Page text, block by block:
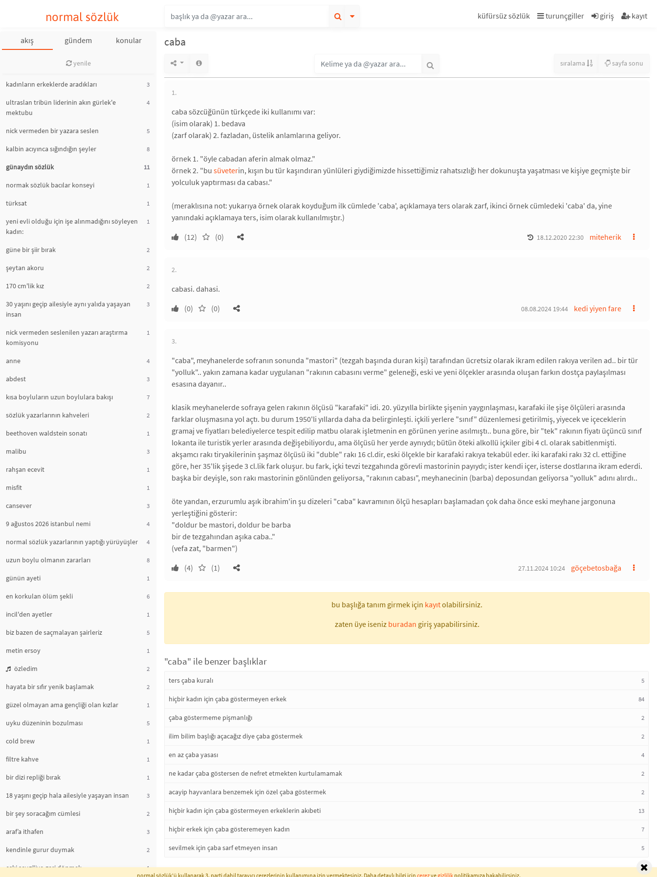
normal sözlük küfürsüz sözlük turunçgiller giriş kayıt
akış gündem konular
yenile
kadınların erkeklerde aradıkları 3
ultraslan tribün liderinin akın gürlek'e
mektubu
4
nick vermeden bir yazara seslen 5
kalbin acıyınca sığındığın şeyler 8
günaydın sözlük 11
normak sözlük bacılar konseyi 1
türksat 1
yeni evli olduğu için işe alınmadığını söyleyen
kadın:
1
güne bir şiir bırak 2
şeytan akoru 2
170 cm'lik kız 2
30 yaşını geçip ailesiyle aynı yalıda yaşayan
insan
3
nick vermeden seslenilen yazarı araştırma
komisyonu
1
anne 4
abdest 3
kısa boyluların uzun boylulara bakışı 7
sözlük yazarlarının kahveleri 2
beethoven waldstein sonatı 1
malibu 3
rahşan ecevit 1
misfit 1
cansever 3
9 ağustos 2026 istanbul nemi 4
normal sözlük yazarlarının yaptığı yürüyüşler 4
uzun boylu olmanın zararları 8
günün ayeti 1
en korkulan ölüm şekli 6
incil'den ayetler 1
biz bazen de saçmalayan şairleriz 5
metin ersoy 1
özledim 2
hayata bir sıfır yenik başlamak 2
güzel olmayan ama gençliği olan kızlar 1
uyku düzeninin bozulması 5
cold brew 1
filtre kahve 1
bir dizi repliği bırak 1
18 yaşını geçip hala ailesiyle yaşayan insan 3
bir şey soracağım cümlesi 2
araf’a ithafen 3
kendinle gurur duymak 2
eski sevgiliye geri dönmek 1
caba
sıralama sayfa sonu
1.
caba sözcüğünün türkçede iki kullanımı var:
(isim olarak) 1. bedava
(zarf olarak) 2. fazladan, üstelik anlamlarına geliyor.
örnek 1. "öyle cabadan aferin almak olmaz."
örnek 2. "bu süveterin, kışın bu tür kaşındıran yünlüleri giydiğimizde hissettiğimiz rahatsızlığı her dokunuşta yaşatması ve kişiye geçmişte bir
yolculuk yaptırması da cabası."
(meraklısına not: yukarıya örnek olarak koyduğum ilk cümlede 'caba', açıklamaya ters olarak zarf, ikinci örnek cümledeki 'caba' da, yine
yanındaki açıklamaya ters, isim olarak kullanılmıştır.)
(12)
(0) miteherik
18.12.2020 22:30
2.
cabasi. dahasi.
(0)
(0) kedi yiyen fare
08.08.2024 19:44
3.
"caba", meyhanelerde sofranın sonunda "mastori" (tezgah başında duran kişi) tarafından ücretsiz olarak ikram edilen rakıya verilen ad.. bir tür
"yolluk".. yakın zamana kadar uygulanan "rakının cabasını verme" geleneği, eski ve yeni ölçekler arasında oluşan farkın dostça paylaşılması
esasına dayanır..
klasik meyhanelerde sofraya gelen rakının ölçüsü "karafaki" idi. 20. yüzyılla birlikte şişenin yaygınlaşması, karafaki ile şişe ölçüleri arasında
farklar oluşmasına yol açtı. bu durum 1950'li yıllarda daha da belirginleşti. içkili yerlere "sınıf" düzenlemesi getirilmiş, yiyecek ve içeceklerin
gramaj ve fiyatları belediyelerce tespit edilip matbu olarak işletmenin en görünen yerine asılmıştı.. buna göre, bir "tek" rakının fiyatı üçüncü sınıf
lokanta ile turistik yerler arasında değişebiliyordu, ama ölçüsü her yerde aynıydı; bütün öteki alkollü içkiler gibi 4 cl. olarak sabitlenmişti.
akşamcı rakı tiryakilerinin şaşmaz ölçüsü iki "duble" rakı 16 cl.dir, eski ölçekle bir karafaki rakıya tekabül eder. iki karafaki rakı 32 cl. ettiğine
göre, her 35'lik şişede 3 cl.lik fark oluşur. bu fark, içki tevzi tezgahında görevli mastorinin payıydı; ister kendi içer, isterse dostlarına ikram ederdi.
başka bir deyişle, son rakı mastorinin gönlünden geliyorsa, "rakının cabası", meyhanecinin (barba) deposundan geliyorsa "yolluk" adını alırdı..
öte yandan, erzurumlu aşık ibrahim'in şu dizeleri "caba" kavramının ölçü hesapları başlamadan çok daha önce eski meyhane jargonuna
yerleştiğini gösterir:
"doldur be mastori, doldur be barba
bir de tezgahından aşıka caba.."
(vefa zat, "barmen")
(4)
(1) göçebetosbağa
27.11.2024 10:24
bu başlığa tanım girmek için kayıtolabilirsiniz.
zaten üye iseniz buradan giriş yapabilirsiniz.
"caba" ile benzer başlıklar
ters çaba kuralı 5
hiçbir kadın için çaba göstermeyen erkek 84
çaba göstermeme pişmanlığı 2
ilim bilim başlığı açacağız diye çaba göstermek 2
en az çaba yasası 4
ne kadar çaba göstersen de nefret etmekten kurtulamamak 2
acayip hayvanlara benzemek için özel çaba göstermek 2
hiçbir kadın için çaba göstermeyen erkeklerin akıbeti 13
hiçbir erkek için çaba gösteremeyen kadın 7
sevilmek için çaba sarf etmeyen insan 5
normal sözlük'ü kullanarak 3. parti dahil tarayıcı çerezlerinin kullanımına izin vermektesiniz. Daha detaylı bilgi için çerezvegizlilikpolitikamıza bakabilirsiniz.